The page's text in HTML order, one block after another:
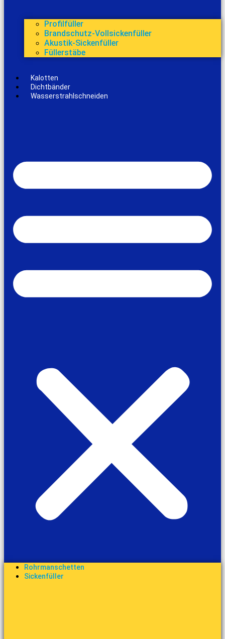
Profilfüller
Brandschutz-Vollsickenfüller
Akustik-Sickenfüller
Füllerstäbe
Kalotten
Dichtbänder
Wasserstrahlschneiden
Rohrmanschetten
Sickenfüller